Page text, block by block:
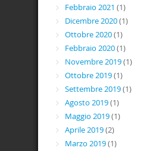
Febbraio 2021 (1)
Dicembre 2020(1)
Ottobre 2020(1)
Febbraio 2020(1)
Novembre 2019(1)
Ottobre 2019(1)
Settembre 2019(1)
Agosto 2019(1)
Maggio 2019(1)
Aprile 2019(2)
Marzo 2019(1)